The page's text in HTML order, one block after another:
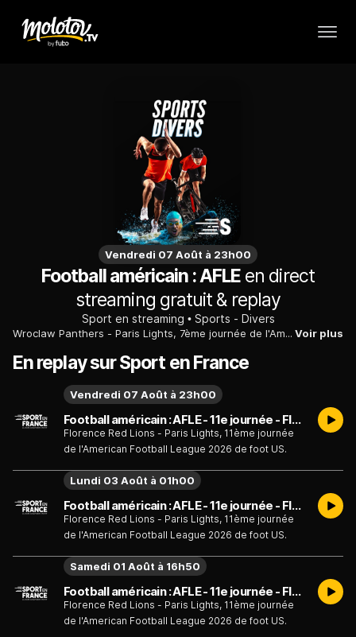
Vendredi 07 Août à 23h00
Football américain : AFLE en direct
streaming gratuit & replay
Sport en streaming Sports - Divers
Wroclaw Panthers - Paris Lights, 7ème journée de l'American Football League Europe 2026. Voir plus
En replay sur Sport en France
Football américain : AFLE - 11e journée - Florence Red Lions - Paris Lights - Émission du vendredi 7 août
Florence Red Lions - Paris Lights, 11ème journée
de l'American Football League 2026 de foot US.
Vendredi 07 Août à 23h00
Football américain : AFLE - 11e journée - Florence Red Lions - Paris Lights - Émission du lundi 3 août
Florence Red Lions - Paris Lights, 11ème journée
de l'American Football League 2026 de foot US.
Lundi 03 Août à 01h00
Football américain : AFLE - 11e journée - Florence Red Lions - Paris Lights - Émission du samedi 1 août
Florence Red Lions - Paris Lights, 11ème journée
de l'American Football League 2026 de foot US.
Samedi 01 Août à 16h50